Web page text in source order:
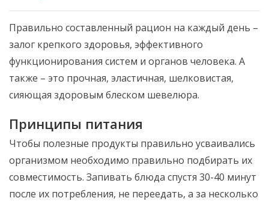
Правильно составленный рацион на каждый день –
залог крепкого здоровья, эффективного
функционирования систем и органов человека. А
также – это прочная, эластичная, шелковистая,
сияющая здоровым блеском шевелюра.
Принципы питания
Чтобы полезные продукты правильно усваивались
организмом необходимо правильно подбирать их
совместимость. Запивать блюда спустя 30-40 минут
после их потребления, не переедать, а за несколько